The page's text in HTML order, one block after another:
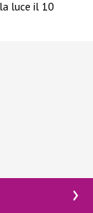
la luce il 10